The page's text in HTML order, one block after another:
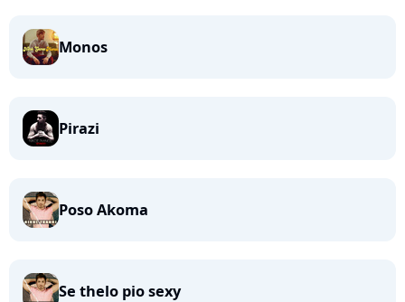
Monos
Pirazi
Poso Akoma
Se thelo pio sexy